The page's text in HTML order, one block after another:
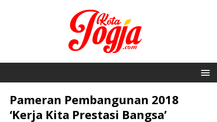
Pameran Pembangunan 2018
‘Kerja Kita Prestasi Bangsa’